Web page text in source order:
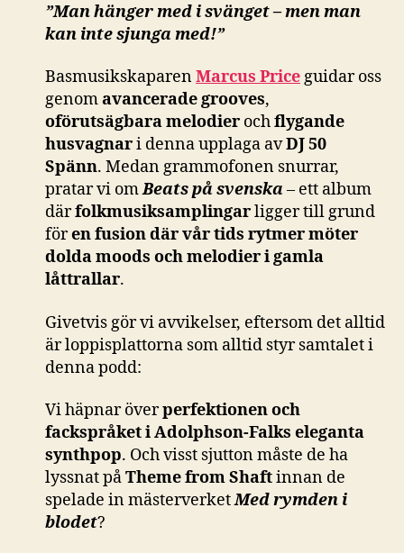
”Man hänger med i svänget – men man
kan inte sjunga med!”
BasmusikskaparenMarcus Priceguidar oss
genomavancerade grooves,
oförutsägbara melodier ochflygande
husvagnari denna upplaga avDJ 50
Spänn. Medan grammofonen snurrar,
pratar vi omBeats på svenska – ett album
därfolkmusiksamplingarligger till grund
fören fusion där vår tids rytmer möter
dolda moods och melodier i gamla
låttrallar.
Givetvis gör vi avvikelser, eftersom det alltid
är loppisplattorna som alltid styr samtalet i
denna podd:
Vi häpnar överperfektionen och
fackspråket i Adolphson-Falks eleganta
synthpop. Och visst sjutton måste de ha
lyssnat påTheme from Shaftinnan de
spelade in mästerverketMed rymden i
blodet?